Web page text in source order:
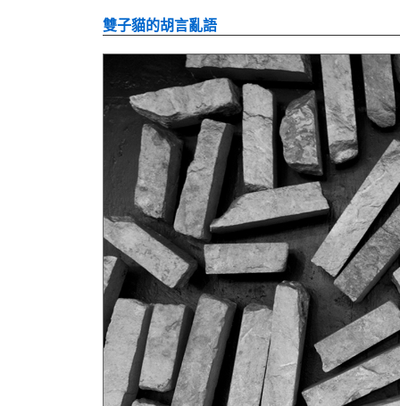
雙子貓的胡言亂語